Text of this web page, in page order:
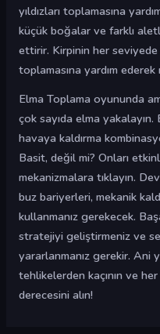
yıldızları toplamasına
küçük boğalar ve farklı
ettirir. Kirpinin her seviyede
toplamasına yardım
Elma Toplama oyununda
çok sayıda elma
havaya kaldırma
Basit, değil mi? Onları
mekanizmalara tıklayın.
buz bariyerleri, mekanik
kullanmanız gerekecek.
stratejiyi geliştirmeniz ve
yararlanmanız gerekir. Ani
tehlikelerden kaçının ve
derecesini alın!